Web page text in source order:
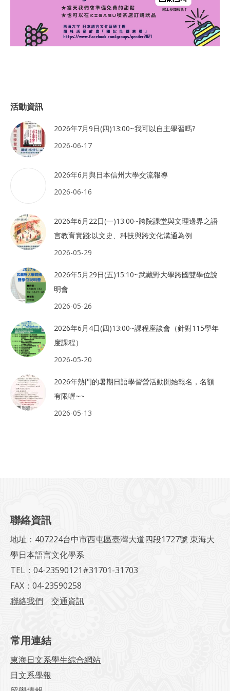
活動資訊
2026年7月9日(四)13:00~我可以自主學習嗎?
2026-06-17
2026年6月與日本信州大學交流報導
2026-06-16
2026年6月22日(一)13:00~跨院課堂與文理邊界之語
言教育實踐:以文史、科技與跨文化溝通為例
2026-05-29
2026年5月29日(五)15:10~武藏野大學跨國雙學位說
明會
2026-05-26
2026年6月4日(四)13:00~課程座談會（針對115學年
度課程）
2026-05-20
2026年熱門的暑期日語學習營活動開始報名，名額
有限喔~~
2026-05-13
聯絡資訊
地址：407224台中市西屯區臺灣大道四段1727號 東海大
學日本語言文化學系
TEL：04-23590121#31701-31703
FAX：04-23590258
聯絡我們
交通資訊
常用連結
東海日文系學生綜合網站
日文系學報